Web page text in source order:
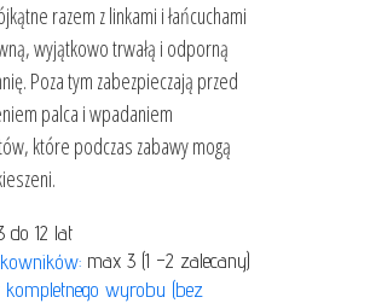
razem z linkami i łańcuchami
wyjątkowo trwałą i odporną
Poza tym zabezpieczają przed
palca i wpadaniem
które podczas zabawy mogą
do 12 lat
max 3 (1 –2 zalecany)
wyrobu (bez